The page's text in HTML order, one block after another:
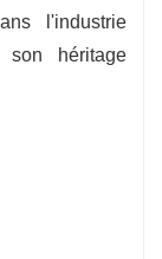
l'industrie
héritage